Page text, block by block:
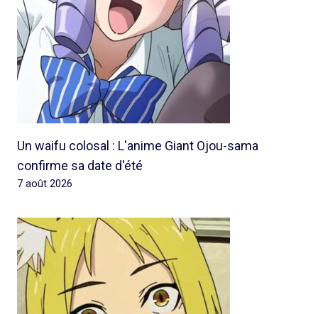
Un waifu colosal : L'anime Giant Ojou-sama
confirme sa date d'été
7 août 2026